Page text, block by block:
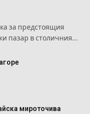
за предстоящия
пазар в столичния…
мироточива